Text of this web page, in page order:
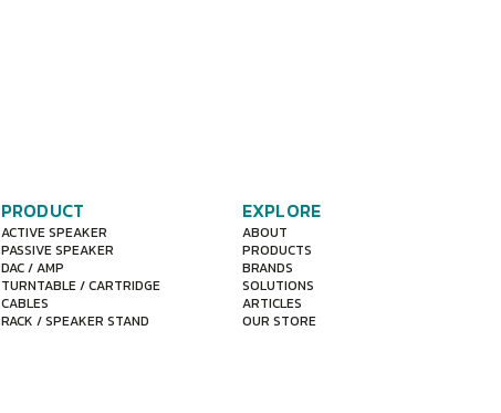
PRODUCT
ACTIVE SPEAKER
PASSIVE SPEAKER
DAC / AMP
TURNTABLE / CARTRIDGE
CABLES
RACK / SPEAKER STAND
EXPLORE
ABOUT
PRODUCTS
BRANDS
SOLUTIONS
ARTICLES
OUR STORE